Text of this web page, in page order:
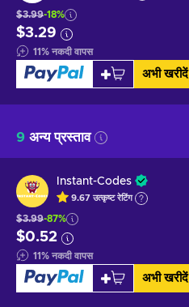
$3.99-18%
$3.29
11% नकदी वापस
अभी खरीदें
9 अन्य प्रस्ताव
Instant-Codes
9.67 उत्कृष्टरेटिंग
$3.99-87%
$0.52
11% नकदी वापस
अभी खरीदें